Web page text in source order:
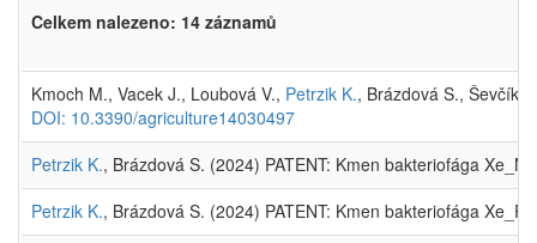
Celkem nalezeno: 14 záznamů
Kmoch M., Vacek J., Loubová V., Petrzik K., Brázdová S., Ševčík
DOI: 10.3390/agriculture14030497
Petrzik K., Brázdová S. (2024) PATENT: Kmen bakteriofága
Petrzik K., Brázdová S. (2024) PATENT: Kmen bakteriofága